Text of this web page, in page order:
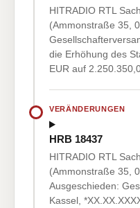
HITRADIO RTL
(Ammonstraße 35,
die Erhöhung des
EUR auf
VERÄNDERUNGEN
HRB 18437
HITRADIO RTL
(Ammonstraße 35,
Ausgeschieden:
Kassel,